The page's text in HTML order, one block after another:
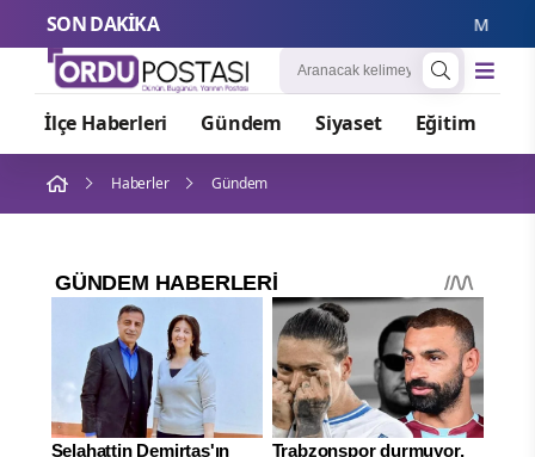
SON DAKİKA
İlçe Haberleri Gündem Siyaset Eğitim
Haberler Gündem